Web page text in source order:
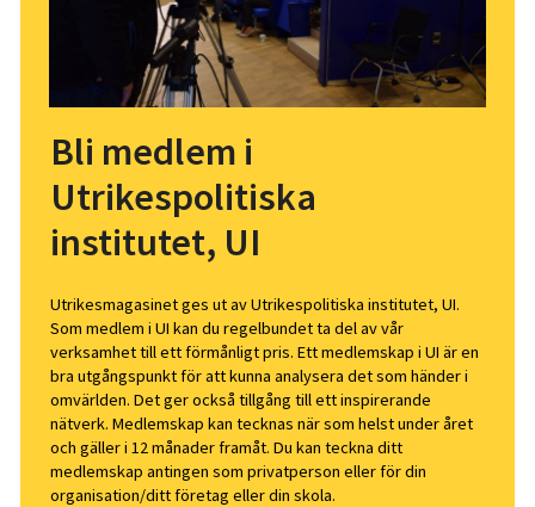
Bli medlem i
Utrikespolitiska
institutet, UI
Utrikesmagasinet ges ut av Utrikespolitiska institutet, UI.
Som medlem i UI kan du regelbundet ta del av vår
verksamhet till ett förmånligt pris. Ett medlemskap i UI är en
bra utgångspunkt för att kunna analysera det som händer i
omvärlden. Det ger också tillgång till ett inspirerande
nätverk. Medlemskap kan tecknas när som helst under året
och gäller i 12 månader framåt. Du kan teckna ditt
medlemskap antingen som privatperson eller för din
organisation/ditt företag eller din skola.